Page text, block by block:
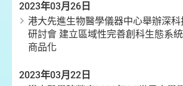
2023年03月26日
港大先進生物醫學儀器中心舉辦深
研討會 建立區域性完善創科生態系
商品化
2023年03月22日